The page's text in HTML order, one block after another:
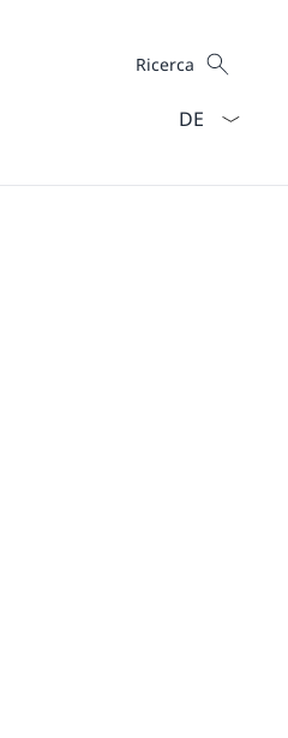
Cercare
Ricerca